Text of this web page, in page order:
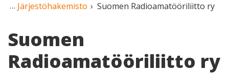
Järjestöhakemisto Suomen Radioamatööriliitto ry
Suomen
Radioamatööriliitto ry